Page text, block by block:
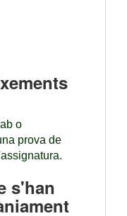
o
prova de
s'han